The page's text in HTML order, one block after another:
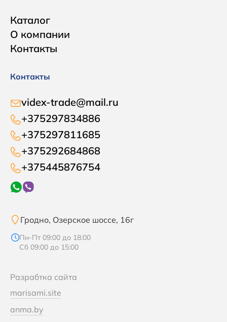
Каталог
О компании
Контакты
Контакты
videx-trade@mail.ru
+375297834886
+375297811685
+375292684868
+375445876754
Гродно, Озерское шоссе, 16г
Пн-Пт 09:00 до 18:00
Сб 09:00 до 15:00
Разрабтка сайта
marisami.site
anma.by